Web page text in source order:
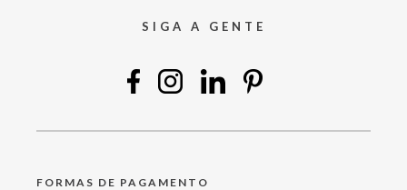
SIGA A GENTE
FORMAS DE PAGAMENTO